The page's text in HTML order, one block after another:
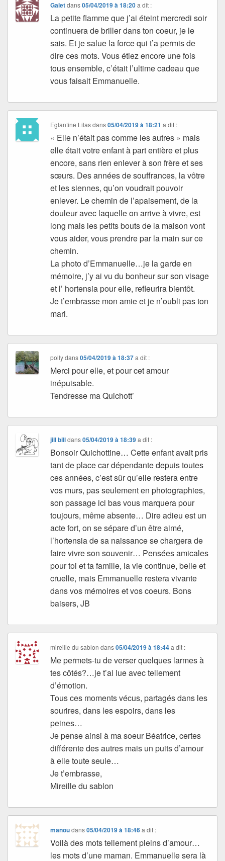
Galetdans05/04/2019 à 18:20 a dit :
La petite flamme que j’ai éteint mercredi soir
continuera de briller dans ton coeur, je le
sais. Et je salue la force qui t’a permis de
dire ces mots. Vous étiez encore une fois
tous ensemble, c’était l’ultime cadeau que
vous faisait Emmanuelle.
Eglantine Lilasdans05/04/2019 à 18:21 a dit :
« Elle n’était pas comme les autres » mais
elle était votre enfant à part entière et plus
encore, sans rien enlever à son frère et ses
sœurs. Des années de souffrances, la vôtre
et les siennes, qu’on voudrait pouvoir
enlever. Le chemin de l’apaisement, de la
douleur avec laquelle on arrive à vivre, est
long mais les petits bouts de la maison vont
vous aider, vous prendre par la main sur ce
chemin.
La photo d’Emmanuelle…je la garde en
mémoire, j’y ai vu du bonheur sur son visage
et l’ hortensia pour elle, refleurira bientôt.
Je t’embrasse mon amie et je n’oubli pas ton
mari.
pollydans05/04/2019 à 18:37 a dit :
Merci pour elle, et pour cet amour
inépuisable.
Tendresse ma Quichott’
jill billdans05/04/2019 à 18:39 a dit :
Bonsoir Quichottine… Cette enfant avait pris
tant de place car dépendante depuis toutes
ces années, c’est sûr qu’elle restera entre
vos murs, pas seulement en photographies,
son passage ici bas vous marquera pour
toujours, même absente… Dire adieu est un
acte fort, on se sépare d’un être aimé,
l’hortensia de sa naissance se chargera de
faire vivre son souvenir… Pensées amicales
pour toi et ta famille, la vie continue, belle et
cruelle, mais Emmanuelle restera vivante
dans vos mémoires et vos coeurs. Bons
baisers, JB
mireille du sablon dans05/04/2019 à 18:44 a dit :
Me permets-tu de verser quelques larmes à
tes côtés?…je t’ai lue avec tellement
d’émotion.
Tous ces moments vécus, partagés dans les
sourires, dans les espoirs, dans les
peines…
Je pense ainsi à ma soeur Béatrice, certes
différente des autres mais un puits d’amour
à elle toute seule…
Je t’embrasse,
Mireille du sablon
manoudans05/04/2019 à 18:46 a dit :
Voilà des mots tellement pleins d’amour…
les mots d’une maman. Emmanuelle sera là